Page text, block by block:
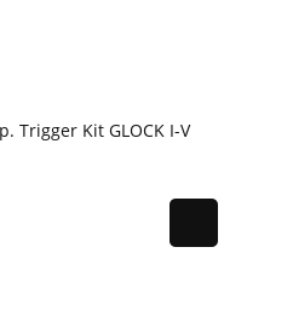
Trigger Kit GLOCK I-V